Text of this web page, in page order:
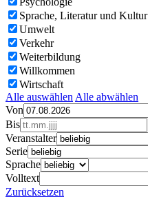
Sprache, Literatur und Kultur
Umwelt
Verkehr
Weiterbildung
Willkommen
Wirtschaft
Alle auswählen Alle abwählen
Von
Bis
Veranstalter
Serie
Sprache
Volltext
Zurücksetzen